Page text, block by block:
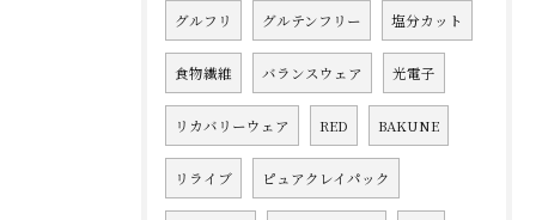
グルフリ グルテンフリー 塩分カット
食物繊維 バランスウェア 光電子
リカバリーウェア RED BAKUNE
リライブ ピュアクレイパック